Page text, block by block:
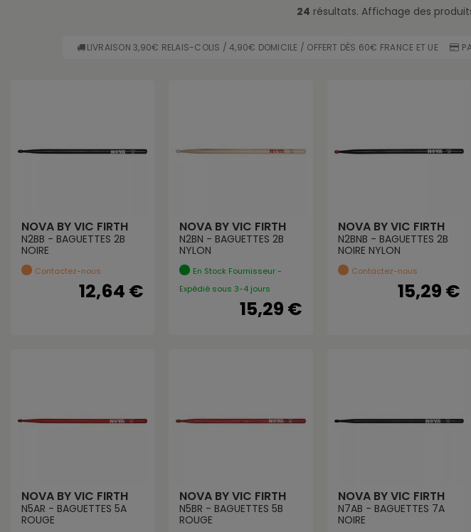
24 résultats. Affichage des
LIVRAISON 3,90€ RELAIS-COLIS / 4,90€ DOMICILE / OFFERT DÈS 60€ FRANCE ET UE
NOVA BY VIC FIRTH
N2BB - BAGUETTES 2B
NOIRE
Contactez-nous
12,64 €
NOVA BY VIC FIRTH
N2BN - BAGUETTES 2B
NYLON
En Stock Fournisseur -
Expédié sous 3-4 jours
15,29 €
NOVA BY VIC FIRTH
N2BNB - BAGUETTES 2B
NOIRE NYLON
Contactez-nous
15,29 €
NOVA BY VIC FIRTH
N5AR - BAGUETTES 5A
ROUGE
NOVA BY VIC FIRTH
N5BR - BAGUETTES 5B
ROUGE
NOVA BY VIC FIRTH
N7AB - BAGUETTES 7A
NOIRE